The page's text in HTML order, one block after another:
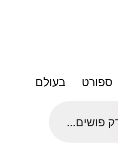
ספורט בעולם
פושים...